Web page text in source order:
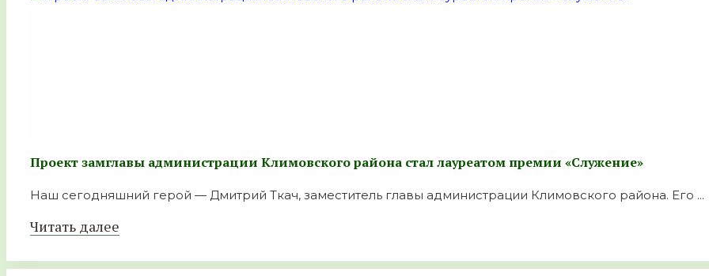
Проект замглавы администрации Климовского района стал лауреатом премии «Служение»
Наш сегодняшний герой — Дмитрий Ткач, заместитель главы администрации Климовского района. Его ...
Читать далее